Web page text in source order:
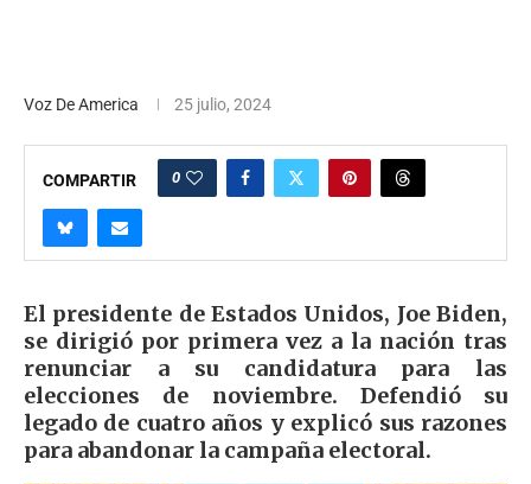
Voz De America 25 julio, 2024
COMPARTIR 0
El presidente de Estados Unidos, Joe Biden,
se dirigió por primera vez a la nación tras
renunciar a su candidatura para las
elecciones de noviembre. Defendió su
legado de cuatro años y explicó sus razones
para abandonar la campaña electoral.